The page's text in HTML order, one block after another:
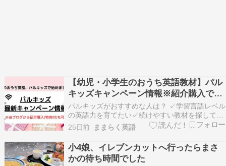
【幼児・小学生のおうち英語教材】パル
キッズキャンペーン情報※紹介購入でお
得！
パルキッズがおすすめな人は？ ✓学習言語レベル
の英語力を育てたい✓続けやすい教材を探してい
る✓ 親の英語力に自信がない✓子どもの英語教育
をしたいが、何からしていいか分からない✓英会
話力は急がない✓英検対策もしたい✓０歳から英
語を始めたい✓小学生からおうち英語を始めたい
✓取り組み…
25日前 ままらく英語
小4娘、イレブンカットへ行ったらまさ
かの待ち時間でした